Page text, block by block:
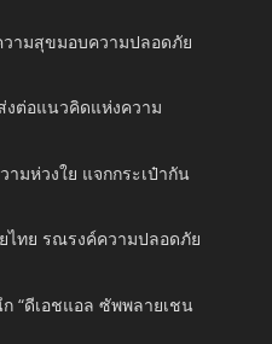
ามสุขมอบความปลอดภัย
งต่อแนวคิดแห่งความ
ามห่วงใย แจกกระเป๋ากัน
ไทย รณรงค์ความปลอดภัย
“ดีเอชแอล ซัพพลายเชน